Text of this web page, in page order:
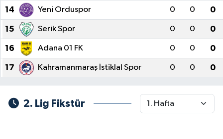
14 Yeni Orduspor 0 0 0
15 Serik Spor 0 0 0
16 Adana 01 FK 0 0 0
17 Kahramanmaraş İstiklal Spor 0 0 0
2. Lig Fikstür